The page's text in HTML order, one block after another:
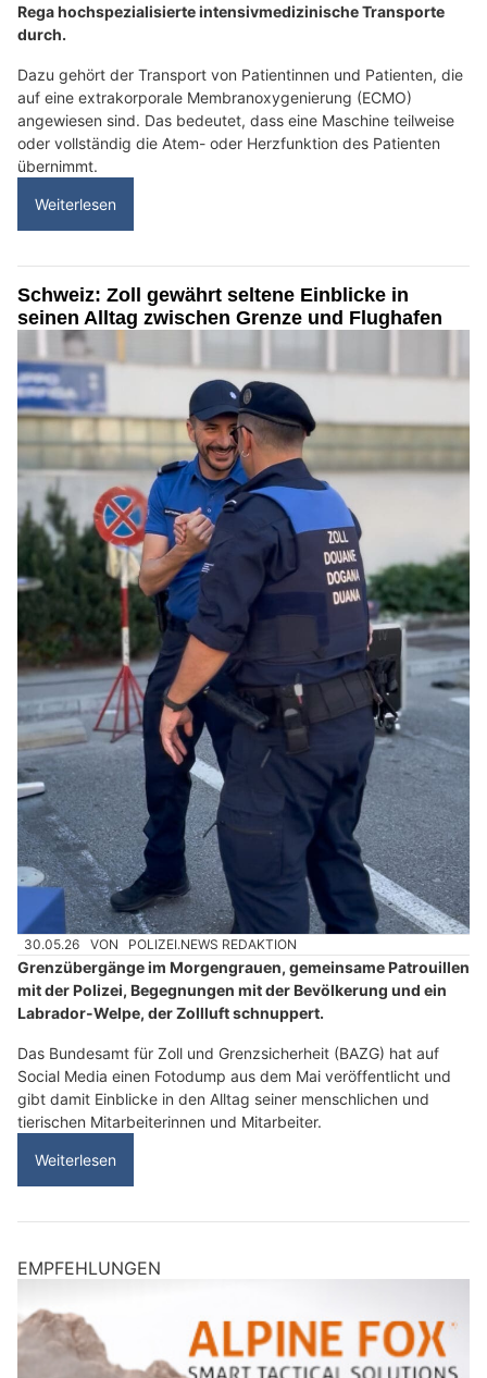
Rega hochspezialisierte intensivmedizinische Transporte
durch.
Dazu gehört der Transport von Patientinnen und Patienten, die
auf eine extrakorporale Membranoxygenierung (ECMO)
angewiesen sind. Das bedeutet, dass eine Maschine teilweise
oder vollständig die Atem- oder Herzfunktion des Patienten
übernimmt.
Weiterlesen
Schweiz: Zoll gewährt seltene Einblicke in
seinen Alltag zwischen Grenze und Flughafen
30.05.26 VON POLIZEI.NEWS REDAKTION
Grenzübergänge im Morgengrauen, gemeinsame Patrouillen
mit der Polizei, Begegnungen mit der Bevölkerung und ein
Labrador-Welpe, der Zollluft schnuppert.
Das Bundesamt für Zoll und Grenzsicherheit (BAZG) hat auf
Social Media einen Fotodump aus dem Mai veröffentlicht und
gibt damit Einblicke in den Alltag seiner menschlichen und
tierischen Mitarbeiterinnen und Mitarbeiter.
Weiterlesen
EMPFEHLUNGEN